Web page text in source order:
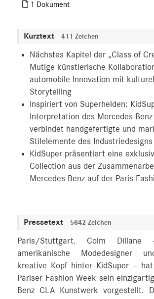
1 Dokument
Kurztext 411 Zeichen
Nächstes Kapitel der „Class of
Mutige künstlerische
automobile Innovation mit
Storytelling
Inspiriert von Superhelden:
Interpretation des Mercedes-
verbindet handgefertigte und
Stilelemente des Industriedesigns
KidSuper präsentiert eine
Collection aus der
Mercedes-Benz auf der Paris
Pressetext 5842 Zeichen
Paris/Stuttgart. Colm
amerikanische Modedesigner
kreative Kopf hinter KidSuper –
Pariser Fashion Week sein
Benz CLA Kunstwerk vorgestellt.